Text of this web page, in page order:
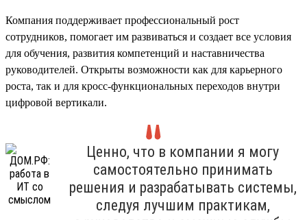
Компания поддерживает профессиональный рост
сотрудников, помогает им развиваться и создает все условия
для обучения, развития компетенций и наставничества
руководителей. Открыты возможности как для карьерного
роста, так и для кросс-функциональных переходов внутри
цифровой вертикали.
Ценно, что в компании я могу
самостоятельно принимать
решения и разрабатывать системы,
следуя лучшим практикам,